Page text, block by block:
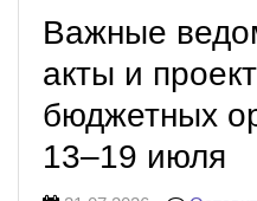
Важные
акты и
бюджетных
13–19 июля